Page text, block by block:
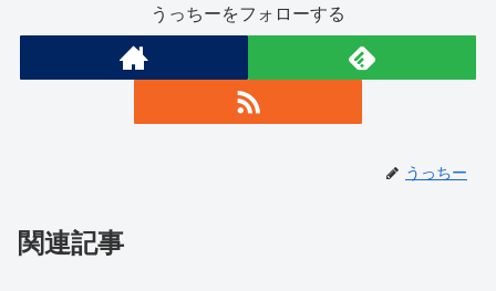
うっちーをフォローする
うっちー
関連記事